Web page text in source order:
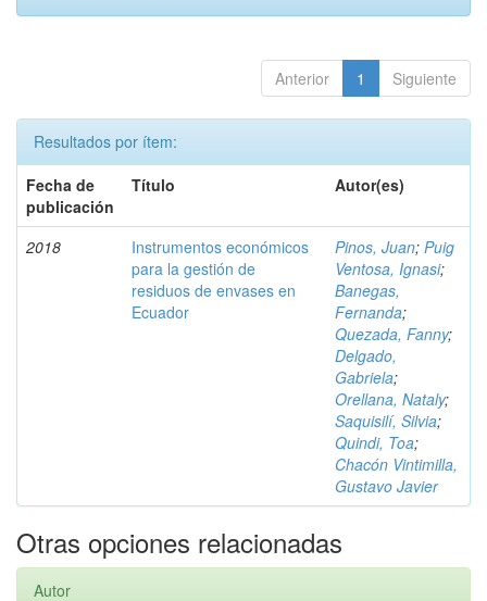
Anterior 1 Siguiente
Resultados por ítem:
Fecha de
publicación
Título Autor(es)
2018
Instrumentos económicos
para la gestión de
residuos de envases en
Ecuador
Pinos, Juan; Puig
Ventosa, Ignasi;
Banegas,
Fernanda;
Quezada, Fanny;
Delgado,
Gabriela;
Orellana, Nataly;
Saquisilí, Silvia;
Quindi, Toa;
Chacón Vintimilla,
Gustavo Javier
Otras opciones relacionadas
Autor